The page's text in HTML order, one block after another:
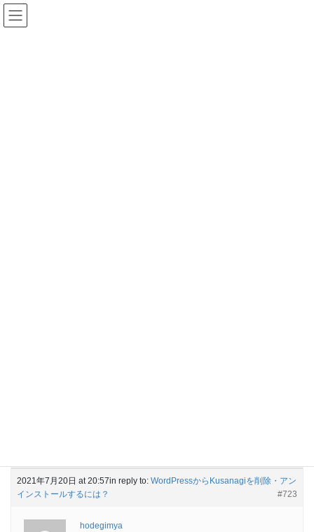
Skip
Skip
2021年7月20日 at 20:57in reply to: WordPressからKusanagiを削除・アン
インストールするには？
#723
hodegimya